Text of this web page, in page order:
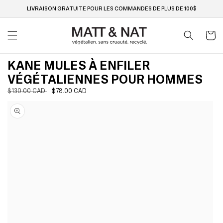
et passer
LIVRAISON GRATUITE POUR LES COMMANDES DE PLUS DE 100$
Panier
KANE MULES À ENFILER
VÉGÉTALIENNES POUR HOMMES
Prix
$130.00 CAD
Prix
$78.00 CAD
informations
produits